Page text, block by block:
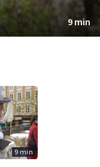
9 min
9 min